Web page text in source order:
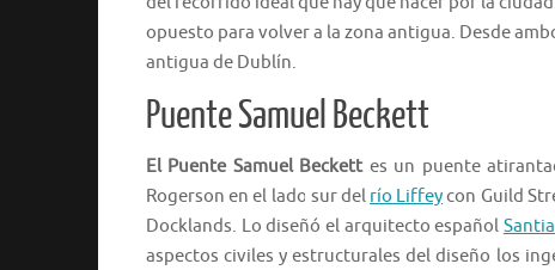
opuesto para volver a la zona antigua. Desde
antigua de Dublín.
Puente Samuel Beckett
El Puente Samuel Beckettes un puente
Rogerson en el lado sur del río Liffeycon Guild
Docklands. Lo diseñó el arquitecto español
aspectos civiles y estructurales del diseño los